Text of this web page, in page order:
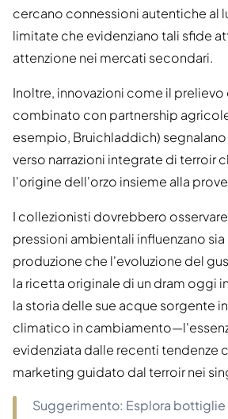
cercano connessioni autentiche al
limitate che evidenziano tali sfide
attenzione nei mercati secondari.
Inoltre, innovazioni come il prelievo
combinato con partnership
esempio, Bruichladdich)
verso narrazioni integrate di terroir
l'origine dell'orzo insieme alla
I collezionisti dovrebbero
pressioni ambientali influenzano
produzione che l'evoluzione del
la ricetta originale di un dram oggi
la storia delle sue acque sorgente
climatico in
evidenziata dalle recenti tendenze
marketing guidato dal terroir nei
Suggerimento: Esplora